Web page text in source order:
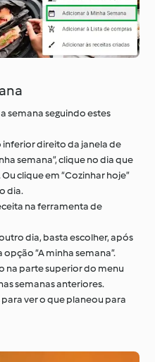
semana seguindo estes
inferior direito da janela de
semana”, clique no dia que
clique em “Cozinhar hoje”
dia.
na ferramenta de
dia, basta escolher, após
“A minha semana”.
na parte superior do menu
semanas anteriores.
ver o que planeou para